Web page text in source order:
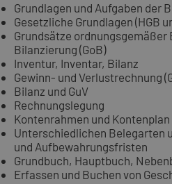
Grundlagen und Aufgaben der
Gesetzliche Grundlagen (HGB
Grundsätze ordnungsgemäßer
Bilanzierung (GoB)
Inventur, Inventar, Bilanz
Gewinn- und Verlustrechnung
Bilanz und GuV
Rechnungslegung
Kontenrahmen und Kontenplan
Unterschiedlichen Belegarten
und Aufbewahrungsfristen
Grundbuch, Hauptbuch,
Erfassen und Buchen von